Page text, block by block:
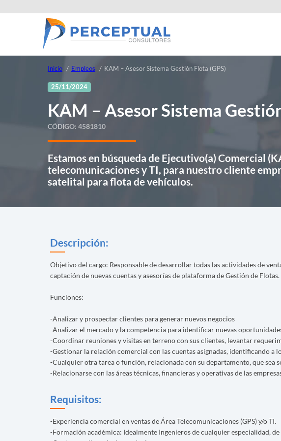
Inicio Empleos KAM – Asesor Sistema Gestión Flota (GPS)
25/11/2024
KAM – Asesor Sistema
CÓDIGO: 4581810
Estamos en búsqueda de Ejecutivo(a) Comercial
telecomunicaciones y TI, para nuestro cliente
satelital para flota de vehículos.
Descripción:
Objetivo del cargo: Responsable de desarrollar todas las actividades de
captación de nuevas cuentas y asesorías de plataforma de Gestión de Flotas.
Funciones:
-Analizar y prospectar clientes para generar nuevos negocios
-Analizar el mercado y la competencia para identificar nuevas
-Coordinar reuniones y visitas en terreno con sus clientes, levantar
-Gestionar la relación comercial con las cuentas asignadas, identificando a
-Cualquier otra tarea o función, relacionada con su departamento, que sea
-Relacionarse con las áreas técnicas, financieras y operativas de las
Requisitos:
-Experiencia comercial en ventas de Área Telecomunicaciones (GPS) y/o TI.
-Formación académica: Idealmente Ingenieros de cualquier especialidad,